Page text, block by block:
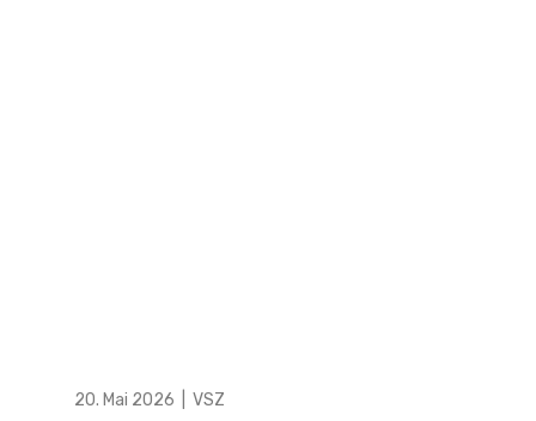
20. Mai 2026 VSZ